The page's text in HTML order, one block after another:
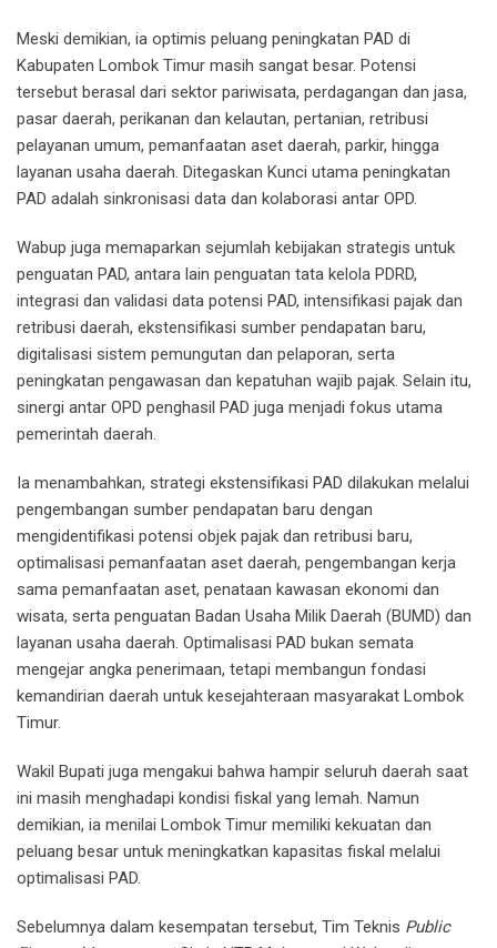
Meski demikian, ia optimis peluang peningkatan PAD di
Kabupaten Lombok Timur masih sangat besar. Potensi
tersebut berasal dari sektor pariwisata, perdagangan dan jasa,
pasar daerah, perikanan dan kelautan, pertanian, retribusi
pelayanan umum, pemanfaatan aset daerah, parkir, hingga
layanan usaha daerah. Ditegaskan Kunci utama peningkatan
PAD adalah sinkronisasi data dan kolaborasi antar OPD.
Wabup juga memaparkan sejumlah kebijakan strategis untuk
penguatan PAD, antara lain penguatan tata kelola PDRD,
integrasi dan validasi data potensi PAD, intensifikasi pajak dan
retribusi daerah, ekstensifikasi sumber pendapatan baru,
digitalisasi sistem pemungutan dan pelaporan, serta
peningkatan pengawasan dan kepatuhan wajib pajak. Selain itu,
sinergi antar OPD penghasil PAD juga menjadi fokus utama
pemerintah daerah.
Ia menambahkan, strategi ekstensifikasi PAD dilakukan melalui
pengembangan sumber pendapatan baru dengan
mengidentifikasi potensi objek pajak dan retribusi baru,
optimalisasi pemanfaatan aset daerah, pengembangan kerja
sama pemanfaatan aset, penataan kawasan ekonomi dan
wisata, serta penguatan Badan Usaha Milik Daerah (BUMD) dan
layanan usaha daerah. Optimalisasi PAD bukan semata
mengejar angka penerimaan, tetapi membangun fondasi
kemandirian daerah untuk kesejahteraan masyarakat Lombok
Timur.
Wakil Bupati juga mengakui bahwa hampir seluruh daerah saat
ini masih menghadapi kondisi fiskal yang lemah. Namun
demikian, ia menilai Lombok Timur memiliki kekuatan dan
peluang besar untuk meningkatkan kapasitas fiskal melalui
optimalisasi PAD.
Sebelumnya dalam kesempatan tersebut, Tim Teknis Public